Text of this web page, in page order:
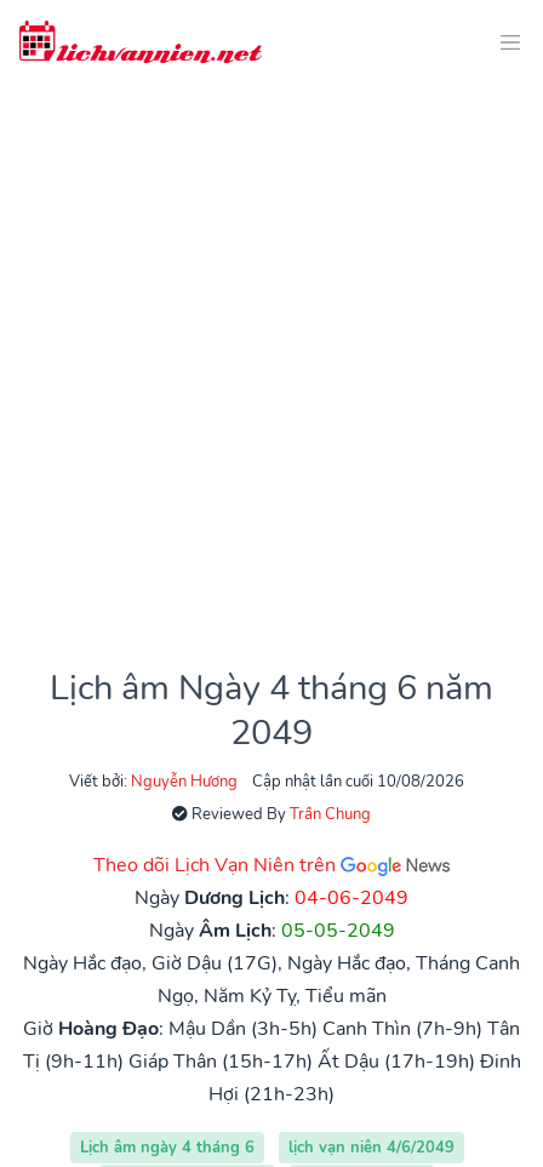
Lịch âm Ngày 4 tháng 6 năm
2049
Viết bởi: Nguyễn Hương
Cập nhật lần cuối 10/08/2026
Reviewed ByTrần Chung
Theo dõi Lịch Vạn Niên trên
Ngày Dương Lịch: 04-06-2049
NgàyÂm Lịch: 05-05-2049
Ngày Hắc đạo, Giờ Dậu (17G), Ngày Hắc đạo, Tháng Canh
Ngọ, Năm Kỷ Tỵ, Tiểu mãn
Giờ Hoàng Đạo: Mậu Dần (3h-5h) Canh Thìn (7h-9h) Tân
Tị (9h-11h) Giáp Thân (15h-17h) Ất Dậu (17h-19h) Đinh
Hợi (21h-23h)
Lịch âm ngày 4 tháng 6
lịch vạn niên 4/6/2049